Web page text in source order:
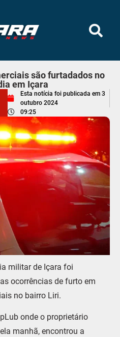
são furtadados no
em Içara
Esta notícia foi publicada em 3
outubro 2024
09:25
militar de Içara foi
ocorrências de furto em
no bairro Liri.
onde o proprietário
manhã, encontrou a